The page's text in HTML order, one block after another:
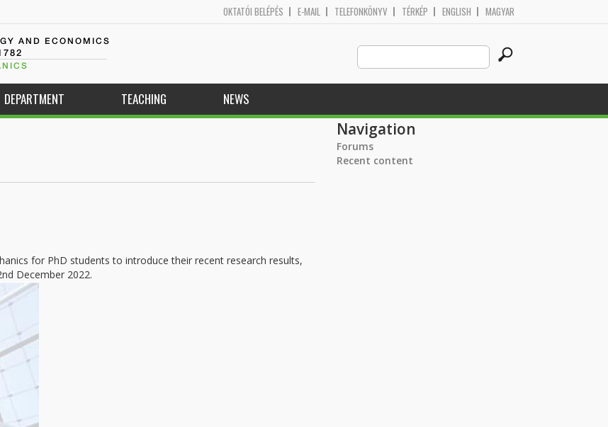
OKTATÓI BELÉPÉS E-MAIL TELEFONKÖNYV TÉRKÉP ENGLISH MAGYAR
AND ECONOMICS
Search
this
site
DEPARTMENT TEACHING NEWS
for PhD students to introduce their recent research results,
December 2022.
Navigation
Forums
Recent content